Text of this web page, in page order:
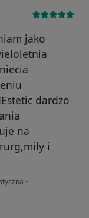
jako
dardzo
na
i
•